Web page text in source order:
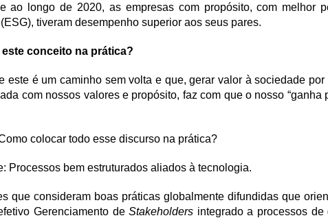
ao longo de 2020, as empresas com propósito, com melhor
tiveram desempenho superior aos seus pares.
conceito na prática?
este é um caminho sem volta e que, gerar valor à sociedade
com nossos valores e propósito, faz com que o nosso “ganha
colocar todo esse discurso na prática?
Processos bem estruturados aliados à tecnologia.
que consideram boas práticas globalmente difundidas que
Gerenciamento deStakeholders integrado a processos de